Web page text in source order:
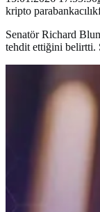
kripto parabankacılık
Senatör Richard
tehdit ettiğini belirtti.